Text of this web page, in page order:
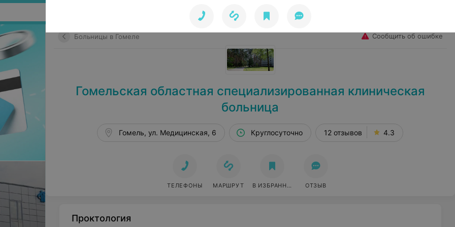
Больницы в Гомеле Сообщить об ошибке
Гомельская областная специализированная клиническая
больница
Гомель, ул. Медицинская, 6 Круглосуточно 12 отзывов 4.3
ТЕЛЕФОНЫ МАРШРУТ В ИЗБРАННОЕ ОТЗЫВ
Проктология